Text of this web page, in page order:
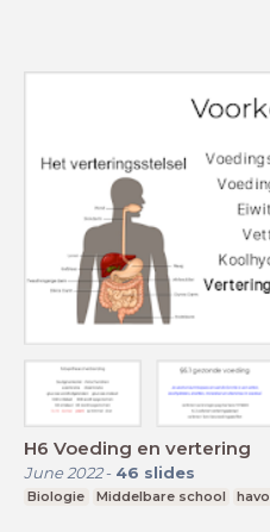
H6 Voeding en vertering
June 2022- 46 slides
Biologie Middelbare school havo